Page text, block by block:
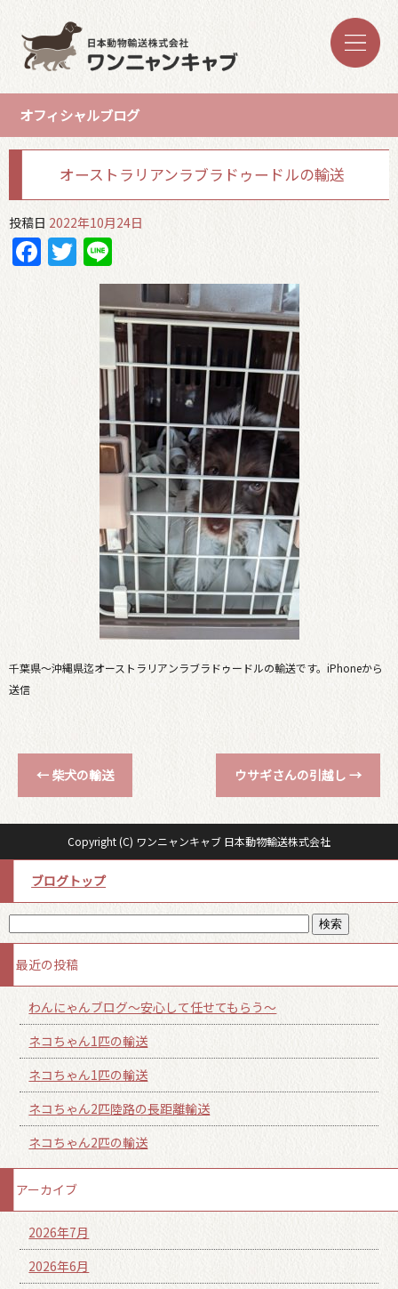
オフィシャルブログ
オーストラリアンラブラドゥードルの輸送
投稿日 2022年10月24日
Facebook
Twitter
千葉県〜沖縄県迄オーストラリアンラブラドゥードルの輸送です。iPhoneから
送信
← 柴犬の輸送 ウサギさんの引越し →
Copyright (C) ワンニャンキャブ 日本動物輸送株式会社
ブログトップ
最近の投稿
わんにゃんブログ～安心して任せてもらう～
ネコちゃん1匹の輸送
ネコちゃん1匹の輸送
ネコちゃん2匹陸路の長距離輸送
ネコちゃん2匹の輸送
アーカイブ
2026年7月
2026年6月